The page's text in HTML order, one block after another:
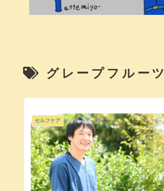
グレープフルーツ
セルフケア